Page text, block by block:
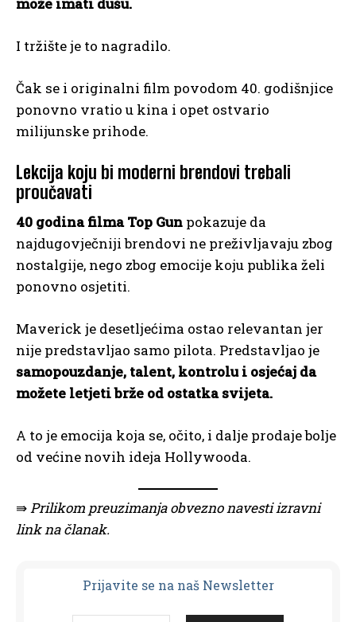
može imati dušu.
I tržište je to nagradilo.
Čak se i originalni film povodom 40. godišnjice
ponovno vratio u kina i opet ostvario
milijunske prihode.
Lekcija koju bi moderni brendovi trebali
proučavati
40 godina filma Top Gun pokazuje da
najdugovječniji brendovi ne preživljavaju zbog
nostalgije, nego zbog emocije koju publika želi
ponovno osjetiti.
Maverick je desetljećima ostao relevantan jer
nije predstavljao samo pilota. Predstavljao je
samopouzdanje, talent, kontrolu i osjećaj da
možete letjeti brže od ostatka svijeta.
A to je emocija koja se, očito, i dalje prodaje bolje
od većine novih ideja Hollywooda.
⇛Prilikom preuzimanja obvezno navesti izravni
link na članak.
Prijavite se na naš Newsletter